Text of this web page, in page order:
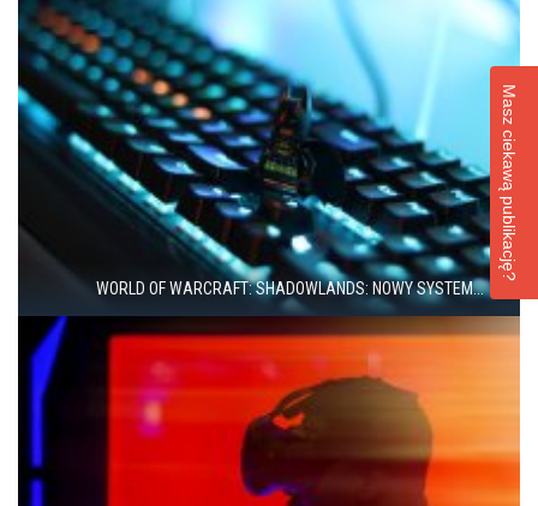
WORLD OF WARCRAFT: SHADOWLANDS: NOWY SYSTEM...
Masz ciekawą publikację?